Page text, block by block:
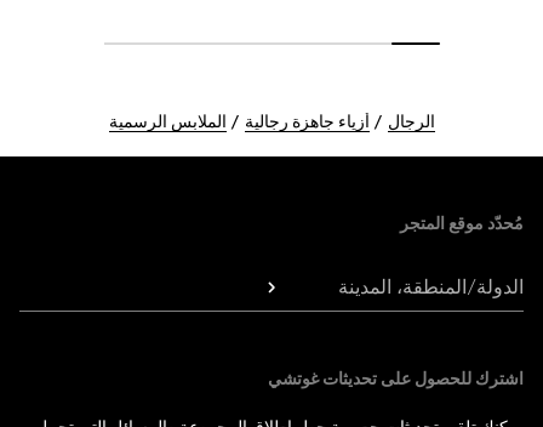
الرجال أزياء جاهزة رجالية الملابس الرسمية
مُحدّد موقع المتجر
الدولة/المنطقة، المدينة
اشترك للحصول على تحديثات غوتشي